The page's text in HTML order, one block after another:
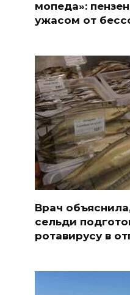
мопеда»:
ужасом от
Врач
сельди
ротавирусу в